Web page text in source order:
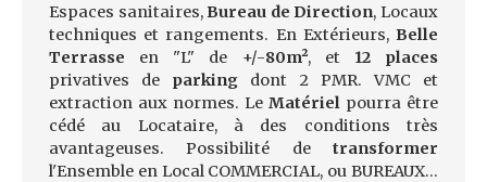
Espaces sanitaires,Bureau de Direction, Locaux
techniques et rangements. En Extérieurs, Belle
Terrasse en "L" de +/-80m², et 12 places
privatives de parking dont 2 PMR. VMC et
extraction aux normes. Le Matériel pourra être
cédé au Locataire, à des conditions très
avantageuses. Possibilité de transformer
l'Ensemble en Local COMMERCIAL, ou BUREAUX...